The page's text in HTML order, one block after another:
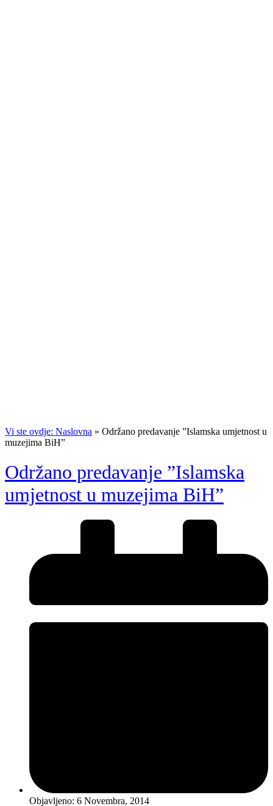
Vi ste ovdje: Naslovna » Održano predavanje ”Islamska umjetnost u
muzejima BiH”
Održano predavanje ”Islamska
umjetnost u muzejima BiH”
Objavljeno: 6 Novembra, 2014